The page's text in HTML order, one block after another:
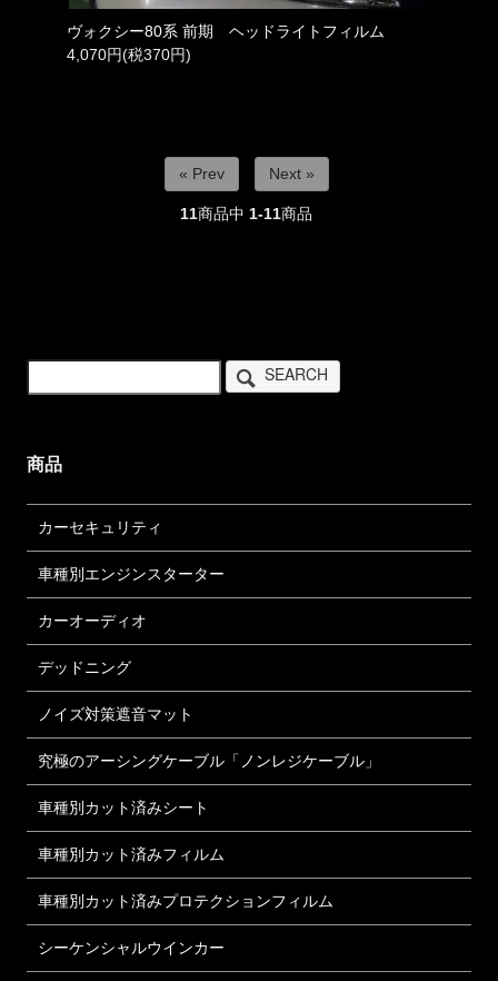
ヴォクシー80系 前期 ヘッドライトフィルム
4,070円(税370円)
« Prev Next »
11商品中 1-11商品
SEARCH
商品
カーセキュリティ
車種別エンジンスターター
カーオーディオ
デッドニング
ノイズ対策遮音マット
究極のアーシングケーブル「ノンレジケーブル」
車種別カット済みシート
車種別カット済みフィルム
車種別カット済みプロテクションフィルム
シーケンシャルウインカー